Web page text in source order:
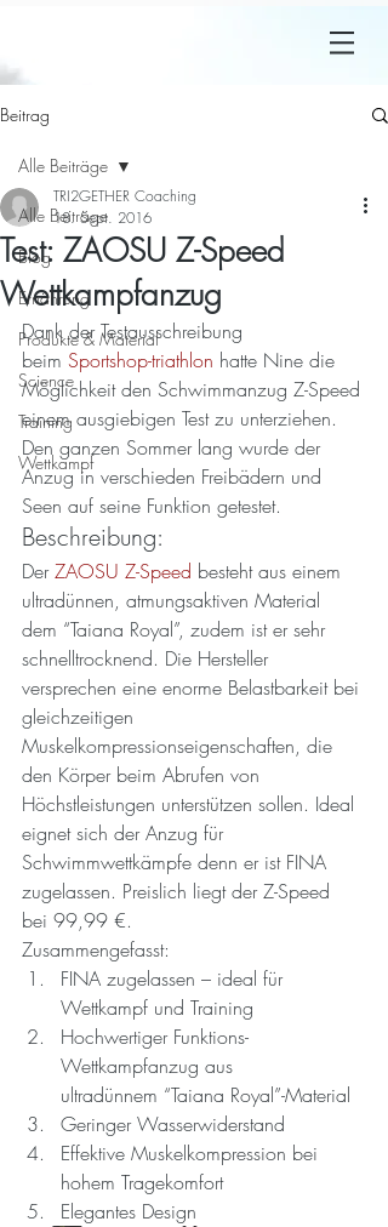
Beitrag
Alle Beiträge
Blog
Ernährung
Produkte & Material
Science
Training
Wettkampf
Alle Beiträge
Test: ZAOSU Z-Speed
Wettkampfanzug
TRI2GETHER Coaching
18. Sept. 2016
Dank der Testausschreibung
beim Sportshop-triathlon hatte Nine die
Möglichkeit den Schwimmanzug Z-Speed
einem ausgiebigen Test zu unterziehen.
Den ganzen Sommer lang wurde der
Anzug in verschieden Freibädern und
Seen auf seine Funktion getestet.
Beschreibung:
Der ZAOSU Z-Speed besteht aus einem
ultradünnen, atmungsaktiven Material
dem “Taiana Royal”, zudem ist er sehr
schnelltrocknend. Die Hersteller
versprechen eine enorme Belastbarkeit bei
gleichzeitigen
Muskelkompressionseigenschaften, die
den Körper beim Abrufen von
Höchstleistungen unterstützen sollen. Ideal
eignet sich der Anzug für
Schwimmwettkämpfe denn er ist FINA
zugelassen. Preislich liegt der Z-Speed
bei 99,99 €.
Zusammengefasst:
FINA zugelassen – ideal für
Wettkampf und Training
Hochwertiger Funktions-
Wettkampfanzug aus
ultradünnem “Taiana Royal”-Material
Geringer Wasserwiderstand
Effektive Muskelkompression bei
hohem Tragekomfort
Elegantes Design